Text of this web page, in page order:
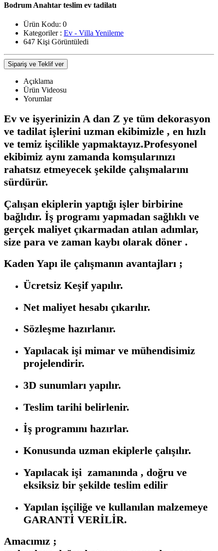
Bodrum Anahtar teslim ev tadilatı
Ürün Kodu: 0
Kategoriler : Ev - Villa Yenileme
647 Kişi Görüntüledi
Sipariş ve Teklif ver
Açıklama
Ürün Videosu
Yorumlar
Ev ve işyerinizin A dan Z ye tüm dekorasyon
ve tadilat işlerini uzman ekibimizle , en hızlı
ve temiz işcilikle yapmaktayız.Profesyonel
ekibimiz aynı zamanda komşularınızı
rahatsız etmeyecek şekilde çalışmalarını
sürdürür.
Çalışan ekiplerin yaptığı işler birbirine
bağlıdır. İş programı yapmadan sağlıklı ve
gerçek maliyet çıkarmadan atılan adımlar,
size para ve zaman kaybı olarak döner .
Kaden Yapı ile çalışmanın avantajları ;
Ücretsiz Keşif yapılır.
Net maliyet hesabı çıkarılır.
Sözleşme hazırlanır.
Yapılacak işi mimar ve mühendisimiz
projelendirir.
3D sunumları yapılır.
Teslim tarihi belirlenir.
İş programını hazırlar.
Konusunda uzman ekiplerle çalışılır.
Yapılacak işi zamanında , doğru ve
eksiksiz bir şekilde teslim edilir
Yapılan işçiliğe ve kullanılan malzemeye
GARANTİ VERİLİR.
Amacımız ;